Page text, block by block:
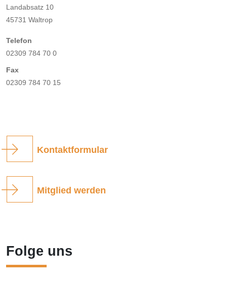
Landabsatz 10
45731 Waltrop
Telefon
02309 784 70 0
Fax
02309 784 70 15
Kontaktformular
Mitglied werden
Folge uns